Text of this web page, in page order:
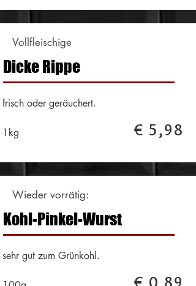
Vollfleischige
Dicke Rippe
frisch oder geräuchert.
1kg € 5,98
Wieder vorrätig:
Kohl-Pinkel-Wurst
sehr gut zum Grünkohl.